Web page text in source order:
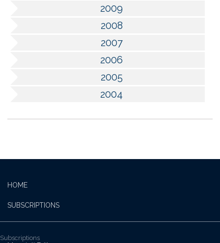
2009
2008
2007
2006
2005
2004
HOME
SUBSCRIPTIONS
Subscriptions